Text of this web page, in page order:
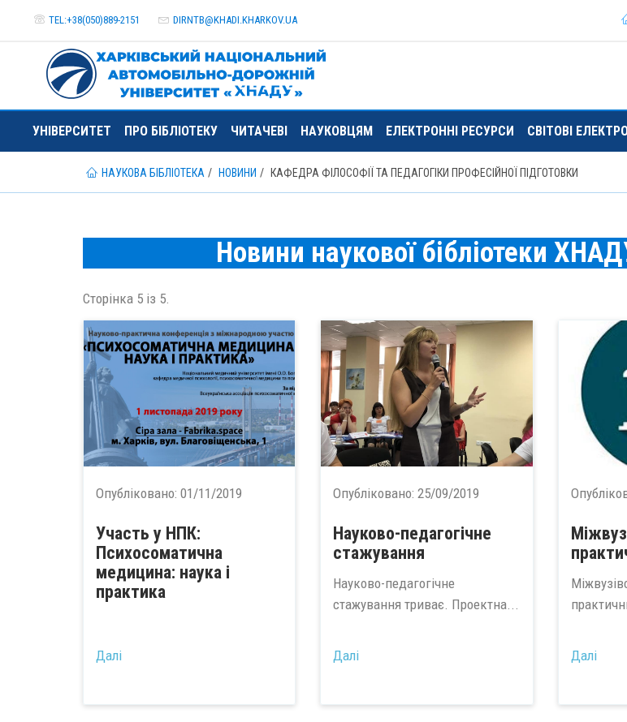
TEL:+38(050)889-2151 DIRNTB@KHADI.KHARKOV.UA
УНІВЕРСИТЕТ ПРО БІБЛІОТЕКУ ЧИТАЧЕВІ НАУКОВЦЯМ ЕЛЕКТРОННІ РЕСУРСИ СВІТОВІ
НАУКОВА БІБЛІОТЕКА НОВИНИ КАФЕДРА ФІЛОСОФІЇ ТА ПЕДАГОГІКИ ПРОФЕСІЙНОЇ ПІДГОТОВКИ
Новини наукової бібліотеки
Сторінка 5 із 5.
Опубліковано: 01/11/2019
Участь у НПК:
Психосоматична
медицина: наука і
практика
Далі
Опубліковано:25/09/2019
Науково-педагогічне
стажування
Науково-педагогічне
стажування триває. Проектна...
Далі Далі